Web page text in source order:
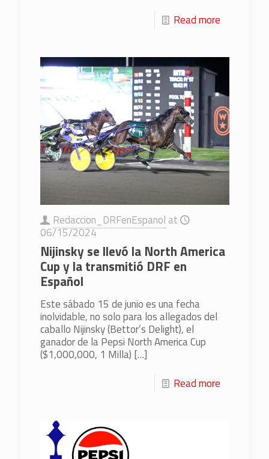
Read more
Redaccion_DRFenEspanol at
06/15/2024
Nijinsky se llevó la North America
Cup y la transmitió DRF en
Español
Este sábado 15 de junio es una fecha
inolvidable, no solo para los allegados del
caballo Nijinsky (Bettor’s Delight), el
ganador de la Pepsi North America Cup
($1,000,000, 1 Milla) […]
Read more